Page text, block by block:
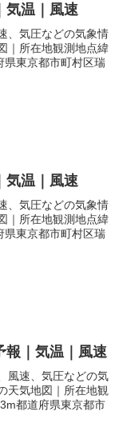
気温｜風速
、気圧などの気象情
｜所在地観測地点緯
東京都市町村区瑞
気温｜風速
、気圧などの気象情
｜所在地観測地点緯
東京都市町村区瑞
報｜気温｜風速
風速、気圧などの気
天気地図｜所在地観
都道府県東京都市